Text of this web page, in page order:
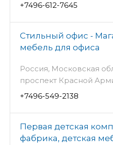
+7496-612-7645
Стильный офис -
мебель для офиса
Россия, Московская
проспект Красной
+7496-549-2138
Первая детская
фабрика, детская